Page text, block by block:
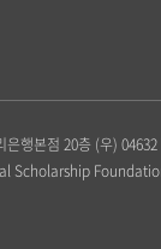
은행본점 20층 (우) 04632
Scholarship